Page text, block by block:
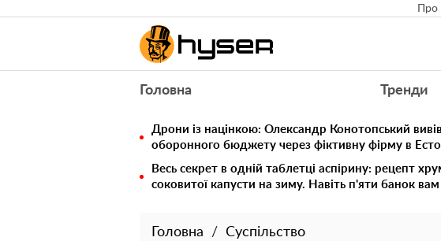
Головна Тренди
Дрони із націнкою: Олександр Конотопський
оборонного бюджету через фіктивну фірму в
Весь секрет в одній таблетці аспірину: рецепт
соковитої капусти на зиму. Навіть п'яти банок
Головна Суспільство